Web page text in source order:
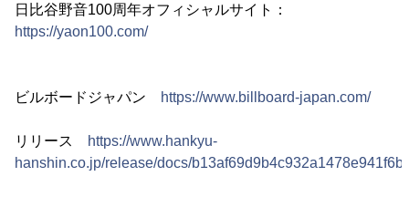
日比谷野音100周年オフィシャルサイト：
https://yaon100.com/
ビルボードジャパン https://www.billboard-japan.com/
リリース
https://www.hankyu-
hanshin.co.jp/release/docs/